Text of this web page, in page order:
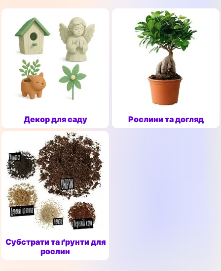
Декор для саду Рослини та догляд
Субстрати та ґрунти для
рослин